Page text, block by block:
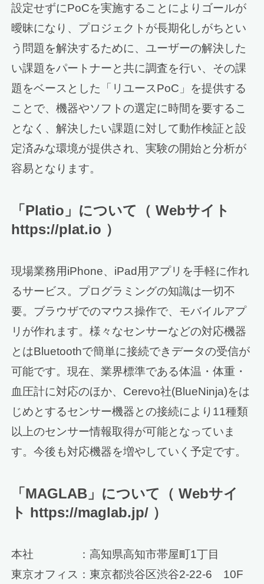
設定せずにPoCを実施することによりゴールが
曖昧になり、プロジェクトが長期化しがちとい
う問題を解決するために、ユーザーの解決した
い課題をパートナーと共に調査を行い、その課
題をベースとした「リユースPoC」を提供する
ことで、機器やソフトの選定に時間を要するこ
となく、解決したい課題に対して動作検証と設
定済みな環境が提供され、実験の開始と分析が
容易となります。
「Platio」について（ Webサイト
https://plat.io ）
現場業務用iPhone、iPad用アプリを手軽に作れ
るサービス。プログラミングの知識は一切不
要。ブラウザでのマウス操作で、モバイルアプ
リが作れます。様々なセンサーなどの対応機器
とはBluetoothで簡単に接続できデータの受信が
可能です。現在、業界標準である体温・体重・
血圧計に対応のほか、Cerevo社(BlueNinja)をは
じめとするセンサー機器との接続により11種類
以上のセンサー情報取得が可能となっていま
す。今後も対応機器を増やしていく予定です。
「MAGLAB」について（ Webサイ
ト https://maglab.jp/ ）
本社 ：高知県高知市帯屋町1丁目
東京オフィス：東京都渋谷区渋谷2-22-6 10F